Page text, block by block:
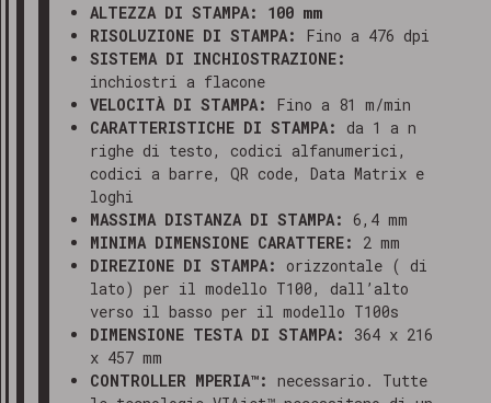
ALTEZZA DI STAMPA:
100 mm
RISOLUZIONE DI STAMPA: Fino a 476 dpi
SISTEMA DI INCHIOSTRAZIONE:
inchiostri a flacone
VELOCITÀ DI STAMPA:
Fino a 81 m/min
CARATTERISTICHE DI STAMPA:
da 1 a n
righe di testo, codici alfanumerici,
codici a barre, QR code, Data Matrix e
loghi
MASSIMA DISTANZA DI STAMPA: 6,4 mm
MINIMA DIMENSIONE CARATTERE: 2 mm
DIREZIONE DI STAMPA:
orizzontale ( di
lato) per il modello T100, dall’alto
verso il basso per il modello T100s
DIMENSIONE TESTA DI STAMPA:
364 x 216
x 457 mm
CONTROLLER MPERIA™: necessario. Tutte